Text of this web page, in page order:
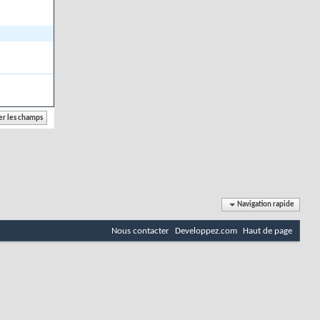
Navigation rapide
Nous contacter Developpez.com Haut de page